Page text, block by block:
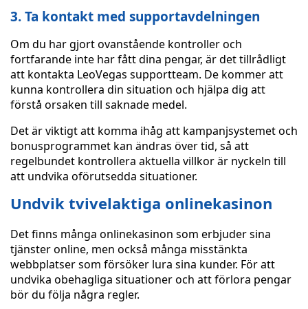
3. Ta kontakt med supportavdelningen
Om du har gjort ovanstående kontroller och
fortfarande inte har fått dina pengar, är det tillrådligt
att kontakta LeoVegas supportteam. De kommer att
kunna kontrollera din situation och hjälpa dig att
förstå orsaken till saknade medel.
Det är viktigt att komma ihåg att kampanjsystemet och
bonusprogrammet kan ändras över tid, så att
regelbundet kontrollera aktuella villkor är nyckeln till
att undvika oförutsedda situationer.
Undvik tvivelaktiga onlinekasinon
Det finns många onlinekasinon som erbjuder sina
tjänster online, men också många misstänkta
webbplatser som försöker lura sina kunder. För att
undvika obehagliga situationer och att förlora pengar
bör du följa några regler.